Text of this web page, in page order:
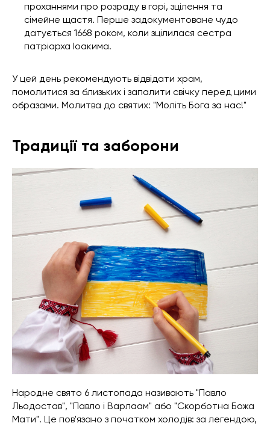
проханнями про розраду в горі, зцілення та
сімейне щастя. Перше задокументоване чудо
датується 1668 роком, коли зцілилася сестра
патріарха Іоакима.
У цей день рекомендують відвідати храм,
помолитися за близьких і запалити свічку перед цими
образами. Молитва до святих: "Моліть Бога за нас!"
Традиції та заборони
Народне свято 6 листопада називають "Павло
Льодостав", "Павло і Варлаам" або "Скорботна Божа
Мати". Це пов'язано з початком холодів: за легендою,